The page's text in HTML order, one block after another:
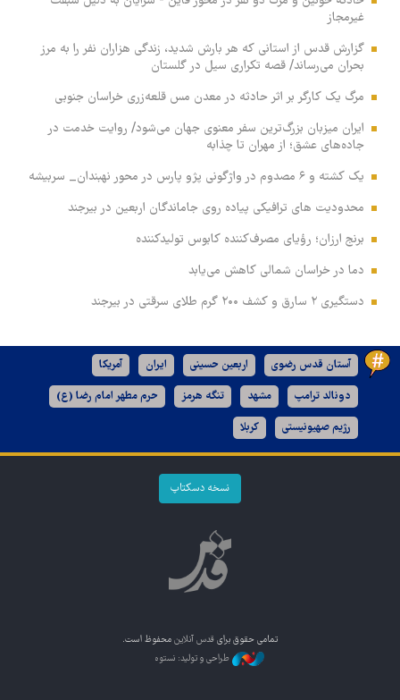
غیرمجاز
گزارش قدس از استانی که هر بارش شدید، زندگی هزاران نفر را به مرز
بحران می‌رساند/ قصه تکراری سیل در گلستان
مرگ یک کارگر بر اثر حادثه در معدن مس قلعه‌زری خراسان جنوبی
ایران میزبان بزرگ‌ترین سفر معنوی جهان می‌شود/ روایت خدمت در
جاده‌های عشق؛ از مهران تا چذابه
یک کشته و ۶ مصدوم در واژگونی پژو پارس در محور نهبندان_ سربیشه
محدودیت های ترافیکی پیاده روی جاماندگان اربعین در بیرجند
برنج ارزان؛ رؤیای مصرف‌کننده کابوس تولیدکننده
دما در خراسان شمالی کاهش می‌یابد
دستگیری ۲ سارق و کشف ۲۰۰ گرم طلای سرقتی در بیرجند
آستان قدس رضوی اربعین حسینی ایران آمریکا
دونالد ترامپ مشهد تنگه هرمز حرم مطهر امام رضا (ع)
رژیم صهیونیستی کربلا
نسخه دسکتاپ
تمامی حقوق برای قدس آنلاین محفوظ است.
طراحی و تولید: نستوه